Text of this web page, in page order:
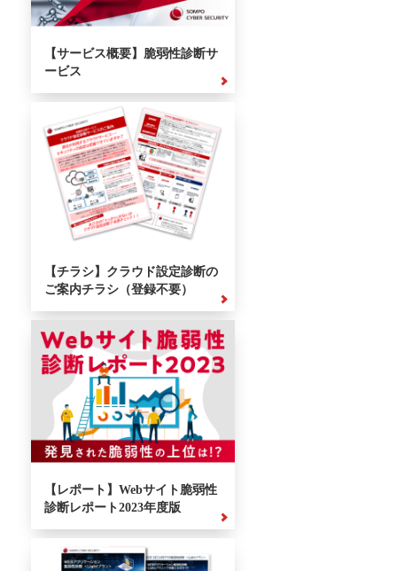
【サービス概要】脆弱性診断サ
ービス
【チラシ】クラウド設定診断の
ご案内チラシ（登録不要）
【レポート】Webサイト脆弱性
診断レポート2023年度版